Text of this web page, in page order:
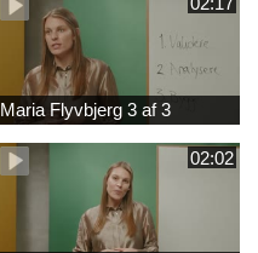
Maria Flyvbjerg 3 af 3
02:02